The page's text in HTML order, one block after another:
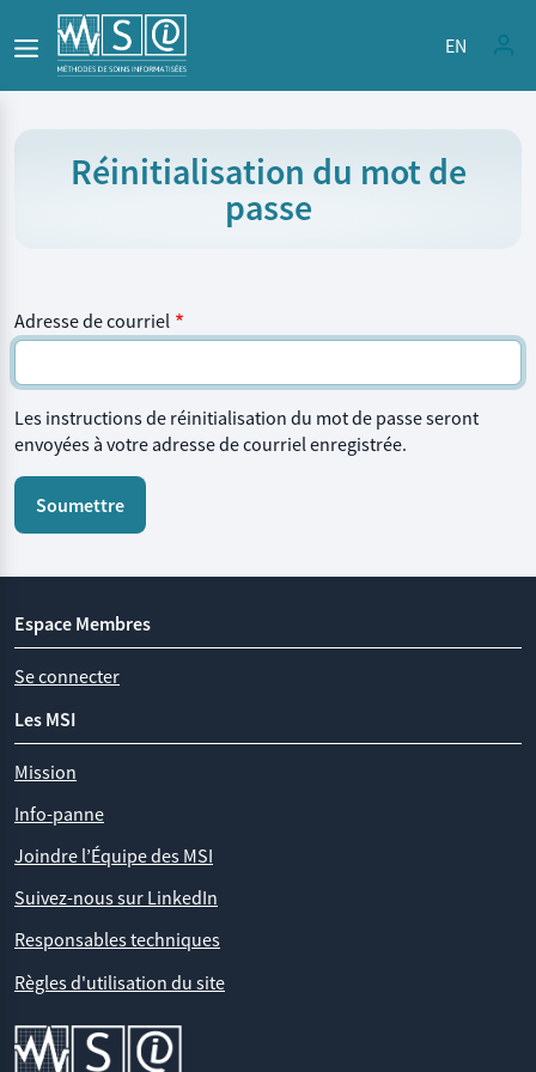
Aller au contenu principal
EN
Réinitialisation du mot de
passe
Adresse de courriel
Les instructions de réinitialisation du mot de passe seront
envoyées à votre adresse de courriel enregistrée.
Les MSI
Mission
Info-panne
Joindre l’Équipe des MSI
Suivez-nous sur LinkedIn
Responsables techniques
Règles d'utilisation du site
Espace Membres
Se connecter